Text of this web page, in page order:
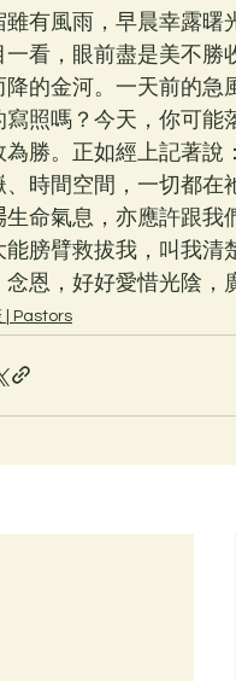
雖有風雨，早晨幸露曙
一看，眼前盡是美不勝
降的金河。一天前的急
寫照嗎？今天，你可能
為勝。正如經上記著說
、時間空間，一切都在
生命氣息，亦應許跟我
能膀臂救拔我，叫我清
念恩，好好愛惜光陰，
| Pastors